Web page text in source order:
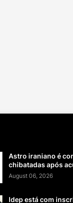
Astro iraniano é
chibatadas após
August 06, 2026
Idep está com